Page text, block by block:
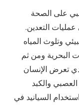
على الصحة
عمليات التعدين.
وتلوث المياه
البحرية ومن ثم
تعرض الإنسان
والكبد
السيانيد في